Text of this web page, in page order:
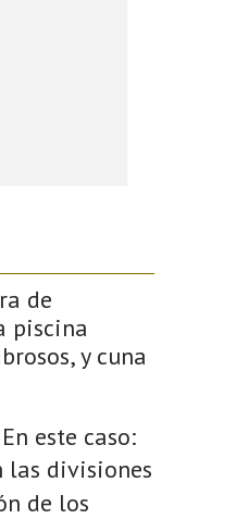
de
piscina
y cuna
este caso:
las divisiones
de los